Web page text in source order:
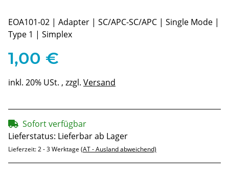
EOA101-02 | Adapter | SC/APC-SC/APC | Single Mode |
Type 1 | Simplex
1,00 €
inkl. 20% USt. , zzgl. Versand
Sofort verfügbar
Lieferstatus: Lieferbar ab Lager
Lieferzeit:2 - 3 Werktage (AT - Ausland abweichend)